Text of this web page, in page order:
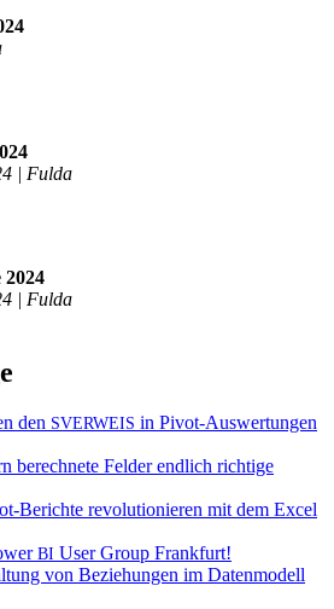
| Fulda
| Fulda
den SVERWEIS in Pivot-Auswertungen
berechnete Felder endlich richtige
Berichte revolutionieren mit dem Excel
BI User Group Frankfurt!
von Beziehungen im Datenmodell